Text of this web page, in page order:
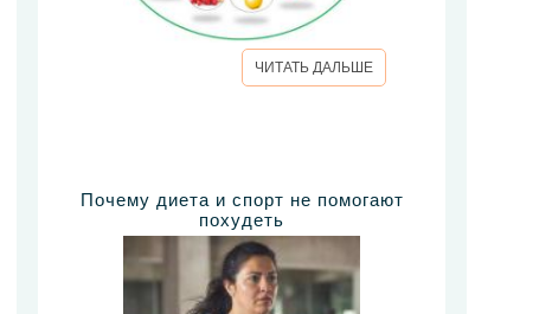
ЧИТАТЬ ДАЛЬШЕ
Почему диета и спорт не помогают
похудеть